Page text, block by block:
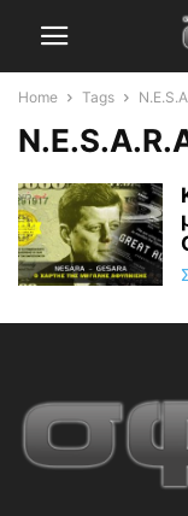
Home Tags